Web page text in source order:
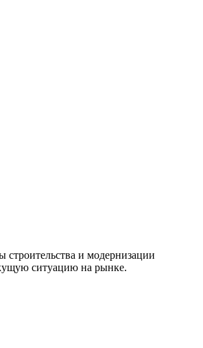
строительства и модернизации
ситуацию на рынке.